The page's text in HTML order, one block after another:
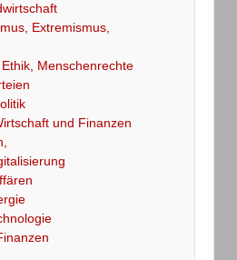
Extremismus,
Menschenrechte
und Finanzen